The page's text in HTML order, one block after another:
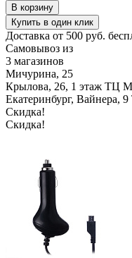
В корзину
Купить в один клик
Доставка от 500 руб.
Самовывоз из
3 магазинов
Мичурина, 25
Крылова, 26, 1 этаж ТЦ
Екатеринбург, Вайнера,
Скидка!
Скидка!